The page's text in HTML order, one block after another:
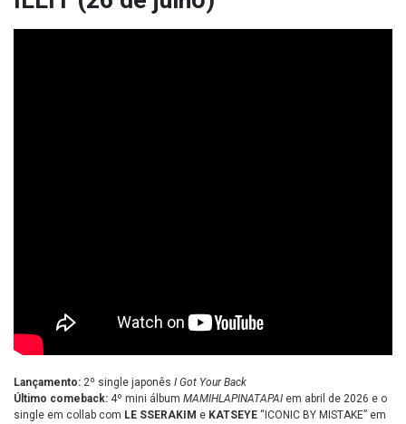
Lançamento: 2º single japonês I Got Your Back
Último comeback: 4º mini álbum MAMIHLAPINATAPAI em abril de 2026 e o
single em collab com LE SSERAKIM e KATSEYE “ICONIC BY MISTAKE” em